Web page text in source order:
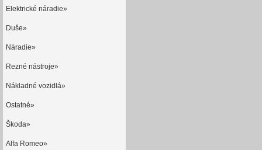
Elektrické náradie»
Duše»
Náradie»
Rezné nástroje»
Nákladné vozidlá»
Ostatné»
Škoda»
Alfa Romeo»